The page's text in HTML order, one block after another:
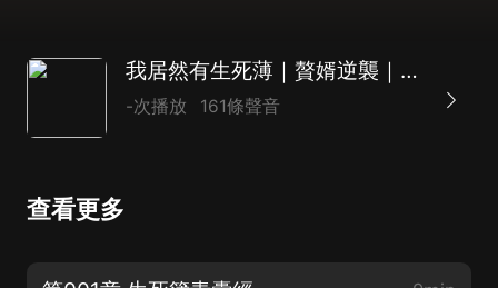
我居然有生死薄｜贅婿逆襲｜捉鬼打怪｜凡人修仙｜AI
-次播放 161條聲音
查看更多